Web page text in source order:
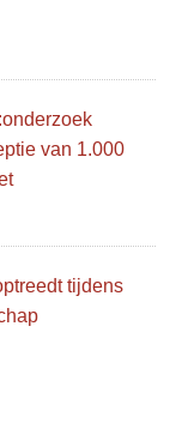
van 1.000
tijdens